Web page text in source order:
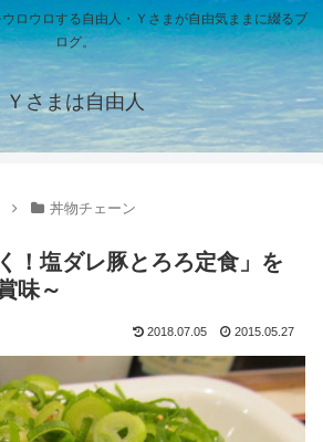
ロウロする自由人・Ｙさまが自由気ままに綴るブ
ログ。
Ｙさまは自由人
丼物チェーン
！塩ダレ豚とろろ定食」を
味～
2018.07.05 2015.05.27